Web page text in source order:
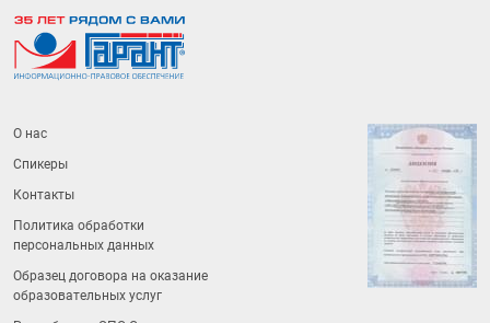
О нас
Спикеры
Контакты
Политика обработки
персональных данных
Образец договора на оказание
образовательных услуг